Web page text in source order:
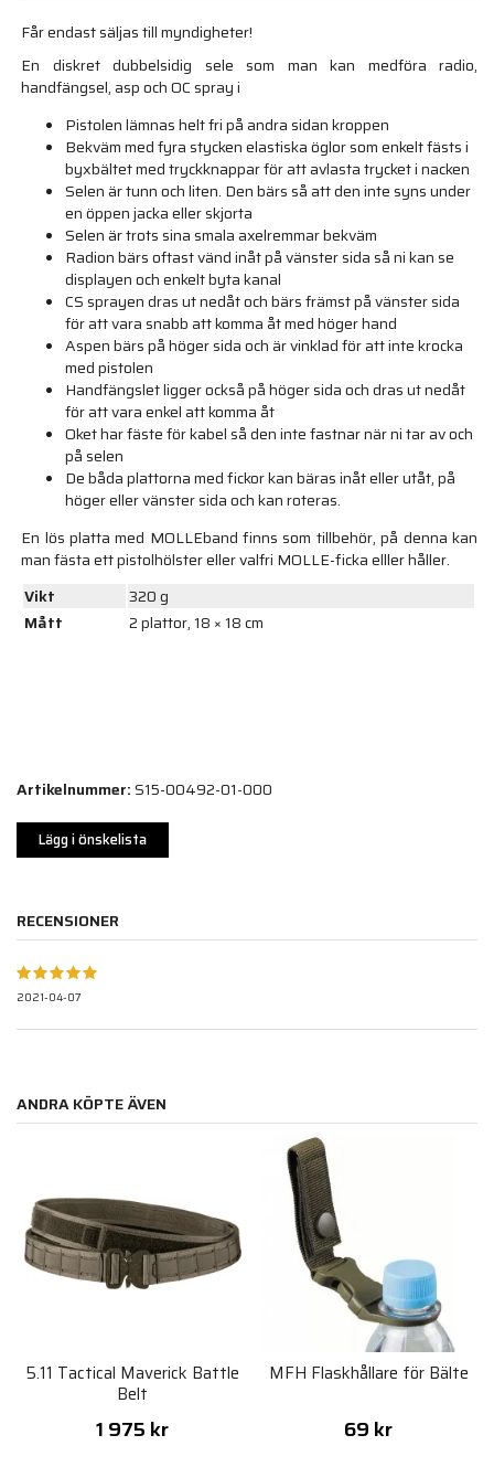
Får endast säljas till myndigheter!
En diskret dubbelsidig sele som man kan medföra radio,
handfängsel, asp och OC spray i
Pistolen lämnas helt fri på andra sidan kroppen
Bekväm med fyra stycken elastiska öglor som enkelt fästs i
byxbältet med tryckknappar för att avlasta trycket i nacken
Selen är tunn och liten. Den bärs så att den inte syns under
en öppen jacka eller skjorta
Selen är trots sina smala axelremmar bekväm
Radion bärs oftast vänd inåt på vänster sida så ni kan se
displayen och enkelt byta kanal
CS sprayen dras ut nedåt och bärs främst på vänster sida
för att vara snabb att komma åt med höger hand
Aspen bärs på höger sida och är vinklad för att inte krocka
med pistolen
Handfängslet ligger också på höger sida och dras ut nedåt
för att vara enkel att komma åt
Oket har fäste för kabel så den inte fastnar när ni tar av och
på selen
De båda plattorna med fickor kan bäras inåt eller utåt, på
höger eller vänster sida och kan roteras.
En lös platta med MOLLEband finns som tillbehör, på denna kan
man fästa ett pistolhölster eller valfri MOLLE-ficka elller håller.
Vikt
320 g
Mått
2 plattor, 18 × 18 cm
Artikelnummer:S15-00492-01-000
Lägg i önskelista
RECENSIONER
2021-04-07
ANDRA KÖPTE ÄVEN
5.11 Tactical Maverick Battle
Belt
1 975 kr
MFH Flaskhållare för Bälte
69 kr